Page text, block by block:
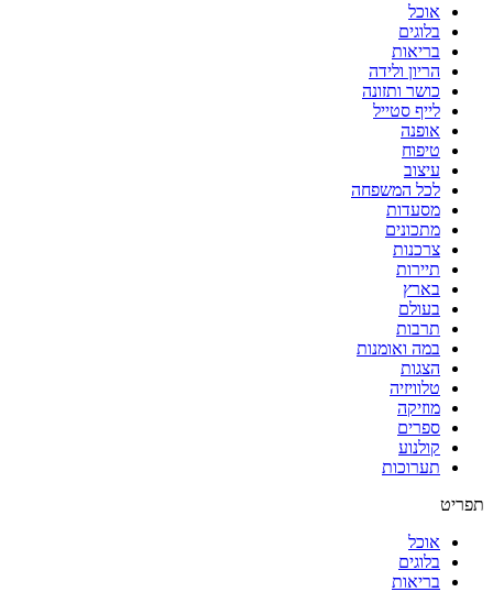
אוכל
בלוגים
בריאות
הריון ולידה
כושר ותזונה
לייף סטייל
אופנה
טיפוח
עיצוב
לכל המשפחה
מסעדות
מתכונים
צרכנות
תיירות
בארץ
בעולם
תרבות
במה ואומנות
הצגות
טלוויזיה
מוזיקה
ספרים
קולנוע
תערוכות
תפריט
אוכל
בלוגים
בריאות